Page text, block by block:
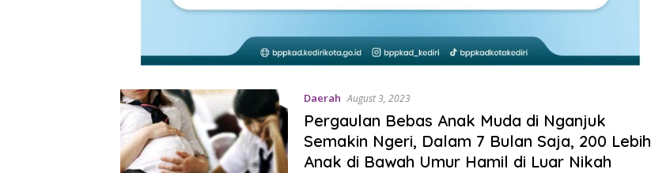
Daerah August 3, 2023
Pergaulan Bebas Anak Muda di Nganjuk
Semakin Ngeri, Dalam 7 Bulan Saja, 200 Lebih
Anak di Bawah Umur Hamil di Luar Nikah